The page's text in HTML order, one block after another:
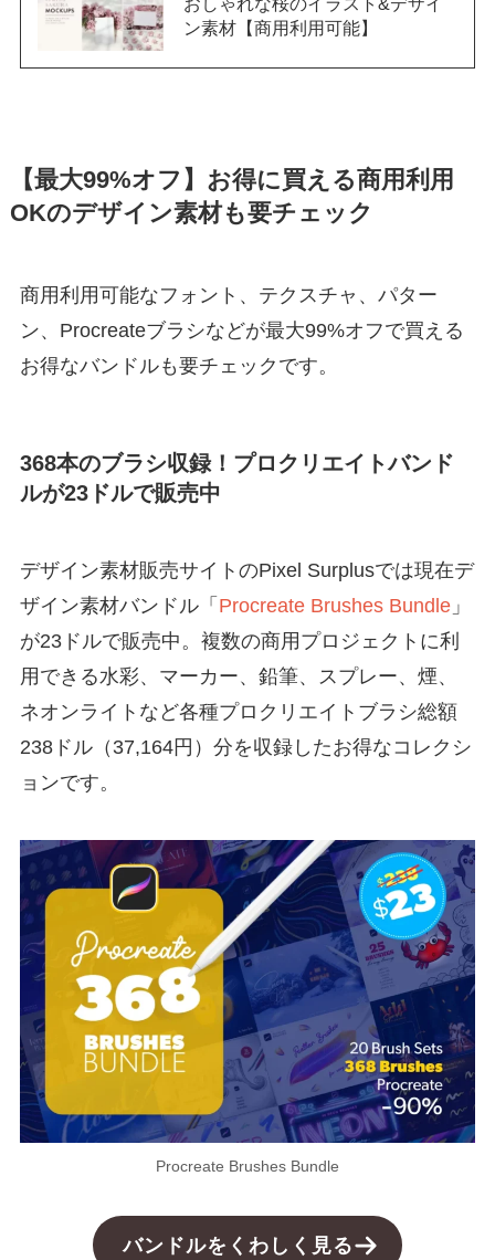
ン素材【商用利用可能】
【最大99%オフ】お得に買える商用利用
OKのデザイン素材も要チェック
商用利用可能なフォント、テクスチャ、パター
ン、Procreateブラシなどが最大99%オフで買える
お得なバンドルも要チェックです。
368本のブラシ収録！プロクリエイトバンド
ルが23ドルで販売中
デザイン素材販売サイトのPixel Surplusでは現在デ
ザイン素材バンドル「 Procreate Brushes Bundle」
が23ドルで販売中。複数の商用プロジェクトに利
用できる水彩、マーカー、鉛筆、スプレー、煙、
ネオンライトなど各種プロクリエイトブラシ総額
238ドル（37,164円）分を収録したお得なコレクシ
ョンです。
Procreate Brushes Bundle
バンドルをくわしく見る